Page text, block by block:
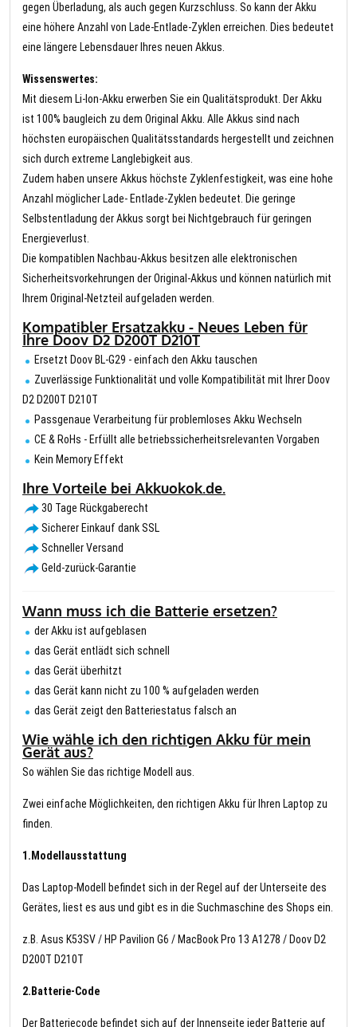
gegen Überladung, als auch gegen Kurzschluss. So kann der Akku
eine höhere Anzahl von Lade-Entlade-Zyklen erreichen. Dies bedeutet
eine längere Lebensdauer Ihres neuen Akkus.
Wissenswertes:
Mit diesem Li-Ion-Akku erwerben Sie ein Qualitätsprodukt. Der Akku
ist 100% baugleich zu dem Original Akku. Alle Akkus sind nach
höchsten europäischen Qualitätsstandards hergestellt und zeichnen
sich durch extreme Langlebigkeit aus.
Zudem haben unsere Akkus höchste Zyklenfestigkeit, was eine hohe
Anzahl möglicher Lade- Entlade-Zyklen bedeutet. Die geringe
Selbstentladung der Akkus sorgt bei Nichtgebrauch für geringen
Energieverlust.
Die kompatiblen Nachbau-Akkus besitzen alle elektronischen
Sicherheitsvorkehrungen der Original-Akkus und können natürlich mit
Ihrem Original-Netzteil aufgeladen werden.
Kompatibler Ersatzakku - Neues Leben für
Ihre Doov D2 D200T D210T
Ersetzt Doov BL-G29 - einfach den Akku tauschen
Zuverlässige Funktionalität und volle Kompatibilität mit Ihrer Doov
D2 D200T D210T
Passgenaue Verarbeitung für problemloses Akku Wechseln
CE & RoHs - Erfüllt alle betriebssicherheitsrelevanten Vorgaben
Kein Memory Effekt
Ihre Vorteile bei Akkuokok.de.
30 Tage Rückgaberecht
Sicherer Einkauf dank SSL
Schneller Versand
Geld-zurück-Garantie
Wann muss ich die Batterie ersetzen?
der Akku ist aufgeblasen
das Gerät entlädt sich schnell
das Gerät überhitzt
das Gerät kann nicht zu 100 % aufgeladen werden
das Gerät zeigt den Batteriestatus falsch an
Wie wähle ich den richtigen Akku für mein
Gerät aus?
So wählen Sie das richtige Modell aus.
Zwei einfache Möglichkeiten, den richtigen Akku für Ihren Laptop zu
finden.
1.Modellausstattung
Das Laptop-Modell befindet sich in der Regel auf der Unterseite des
Gerätes, liest es aus und gibt es in die Suchmaschine des Shops ein.
z.B. Asus K53SV / HP Pavilion G6 / MacBook Pro 13 A1278 / Doov D2
D200T D210T
2.Batterie-Code
Der Batteriecode befindet sich auf der Innenseite jeder Batterie auf